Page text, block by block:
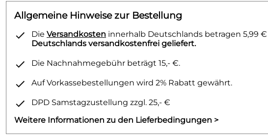
Allgemeine Hinweise zur Bestellung
Die Versandkosten innerhalb Deutschlands betragen 5,99
Deutschlands versandkostenfrei geliefert.
Die Nachnahmegebühr beträgt 15,- €.
Auf Vorkassebestellungen wird 2% Rabatt gewährt.
DPD Samstagzustellung zzgl. 25,- €
Weitere Informationen zu den Lieferbedingungen >